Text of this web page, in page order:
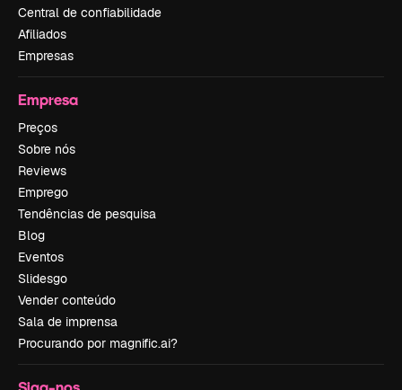
Central de confiabilidade
Afiliados
Empresas
Empresa
Preços
Sobre nós
Reviews
Emprego
Tendências de pesquisa
Blog
Eventos
Slidesgo
Vender conteúdo
Sala de imprensa
Procurando por magnific.ai?